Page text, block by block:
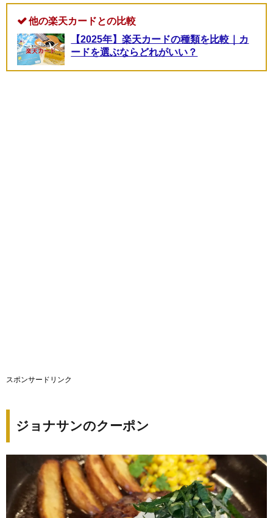
他の楽天カードとの比較
【2025年】楽天カードの種類を比較｜カ
ードを選ぶならどれがいい？
スポンサードリンク
ジョナサンのクーポン